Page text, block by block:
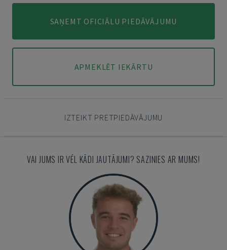
SAŅEMT OFICIĀLU PIEDĀVĀJUMU
APMEKLĒT IEKĀRTU
IZTEIKT PRETPIEDĀVĀJUMU
VAI JUMS IR VĒL KĀDI JAUTĀJUMI? SAZINIES AR MUMS!